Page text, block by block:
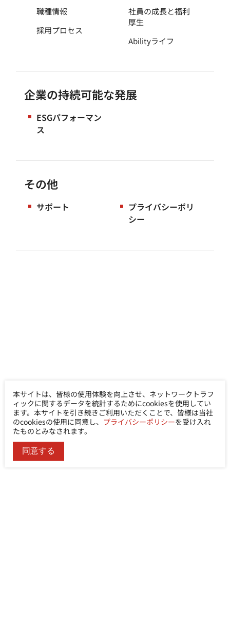
職種情報
採用プロセス
社員の成長と福利
厚生
Abilityライフ
企業の持続可能な発展
ESGパフォーマン
ス
その他
サポート
プライバシーポリ
シー
本サイトは、皆様の使用体験を向上させ、ネットワークトラフ
ィックに関するデータを統計するためにcookiesを使用してい
ます。本サイトを引き続きご利用いただくことで、皆様は当社
のcookiesの使用に同意し、 プライバシーポリシーを受け入れ
たものとみなされます。
同意する